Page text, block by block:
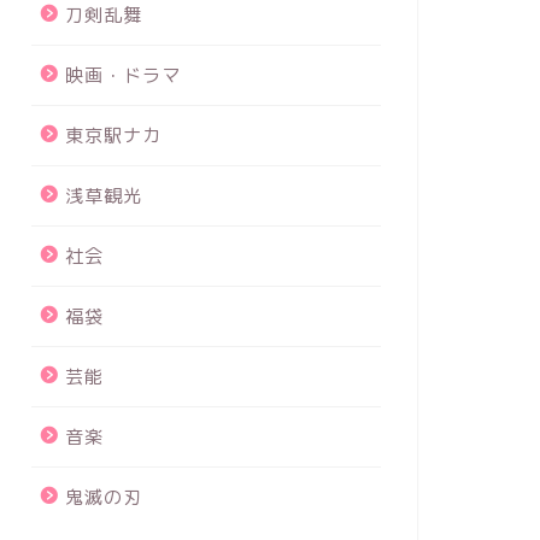
刀剣乱舞
映画・ドラマ
東京駅ナカ
浅草観光
社会
福袋
芸能
音楽
鬼滅の刃